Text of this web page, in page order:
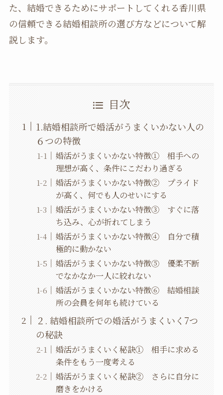
た、結婚できるためにサポートしてくれる香川県
の信頼できる結婚相談所の選び方などについて解
説します。
目次
1.結婚相談所で婚活がうまくいかない人の
６つの特徴
婚活がうまくいかない特徴① 相手への
理想が高く、条件にこだわり過ぎる
婚活がうまくいかない特徴② プライド
が高く、何でも人のせいにする
婚活がうまくいかない特徴③ すぐに落
ち込み、心が折れてしまう
婚活がうまくいかない特徴④ 自分で積
極的に動かない
婚活がうまくいかない特徴⑤ 優柔不断
でなかなか一人に絞れない
婚活がうまくいかない特徴⑥ 結婚相談
所の会員を何年も続けている
２. 結婚相談所での婚活がうまくいく7つ
の秘訣
婚活がうまくいく秘訣① 相手に求める
条件をもう一度考える
婚活がうまくいく秘訣② さらに自分に
磨きをかける